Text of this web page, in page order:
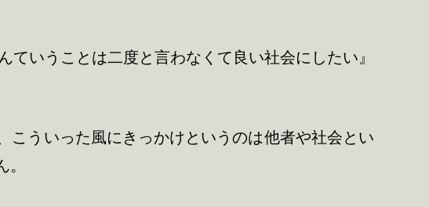
いうことは二度と言わなくて良い社会にしたい』
こういった風にきっかけというのは他者や社会とい